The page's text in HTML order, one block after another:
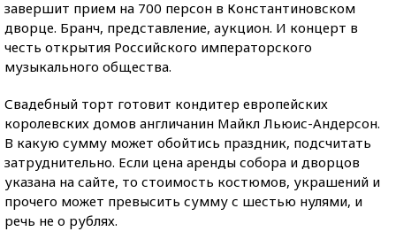
завершит прием на 700 персон в Константиновском
дворце. Бранч, представление, аукцион. И концерт в
честь открытия Российского императорского
музыкального общества.
Свадебный торт готовит кондитер европейских
королевских домов англичанин Майкл Льюис-Андерсон.
В какую сумму может обойтись праздник, подсчитать
затруднительно. Если цена аренды собора и дворцов
указана на сайте, то стоимость костюмов, украшений и
прочего может превысить сумму с шестью нулями, и
речь не о рублях.